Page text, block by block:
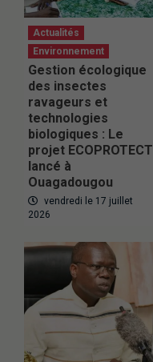
Actualités
Environnement
Gestion écologique
des insectes
ravageurs et
technologies
biologiques : Le
projet ECOPROTECT
lancé à
Ouagadougou
vendredi le 17 juillet
2026